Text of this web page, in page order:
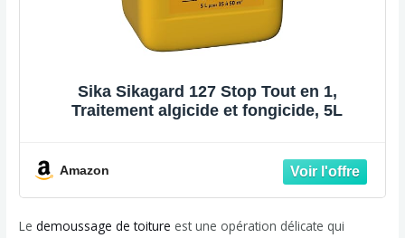
Sika Sikagard 127 Stop Tout en 1,
Traitement algicide et fongicide, 5L
Amazon
Ledemoussage de toiture est une opération délicate qui